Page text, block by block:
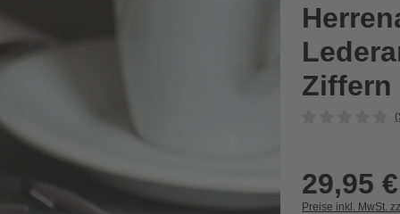
Ziffern
29,95 €
Preise inkl. MwSt.